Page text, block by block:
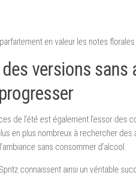
en valeur les notes
versions sans
de l’été est également l’essor des
en plus nombreux à rechercher des
sans consommer d’alcool.
connaissent ainsi un véritable